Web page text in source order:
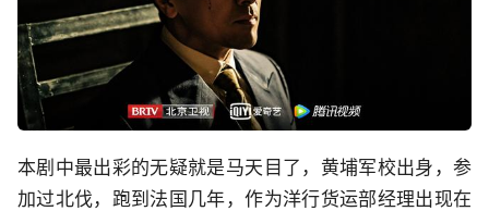
本剧中最出彩的无疑就是马天目了，黄埔军校出身，参
加过北伐，跑到法国几年，作为洋行货运部经理出现在